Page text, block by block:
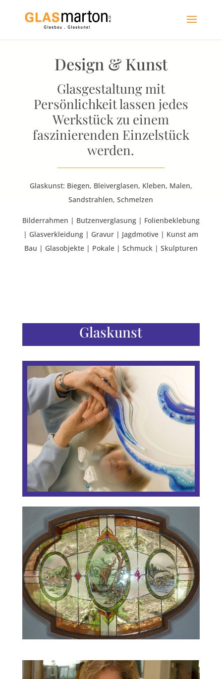
Design & Kunst
Glasgestaltung mit
Persönlichkeit lassen jedes
Werkstück zu einem
faszinierenden Einzelstück
werden.
​Glaskunst: Biegen, Bleiverglasen, Kleben, Malen,
Sandstrahlen, Schmelzen
Bilderrahmen | Butzenverglasung | Folienbeklebung
| Glasverkleidung | Gravur | Jagdmotive | Kunst am
Bau | Glasobjekte | Pokale | Schmuck | Skulpturen
Glaskunst